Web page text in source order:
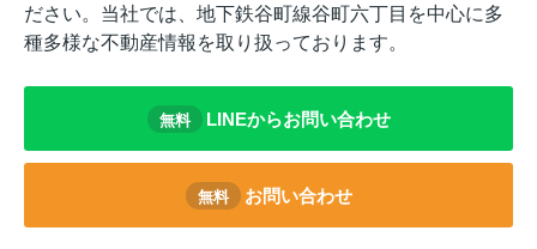
ださい。当社では、地下鉄谷町線谷町六丁目を中心に多
種多様な不動産情報を取り扱っております。
無料 LINEからお問い合わせ
無料 お問い合わせ